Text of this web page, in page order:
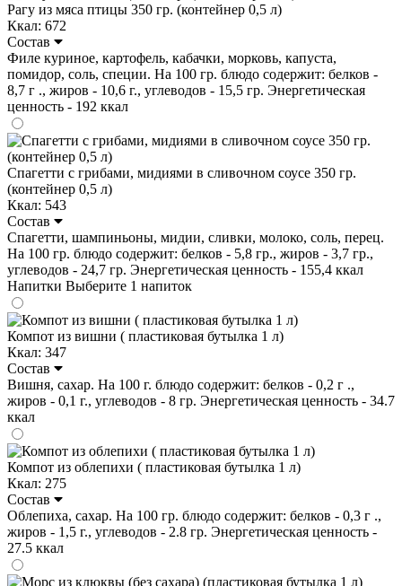
Рагу из мяса птицы 350 гр. (контейнер 0,5 л)
Ккал: 672
Состав
Филе куриное, картофель, кабачки, морковь, капуста,
помидор, соль, специи. На 100 гр. блюдо содержит: белков -
8,7 г ., жиров - 10,6 г., углеводов - 15,5 гр. Энергетическая
ценность - 192 ккал
Спагетти с грибами, мидиями в сливочном соусе 350 гр.
(контейнер 0,5 л)
Ккал: 543
Состав
Спагетти, шампиньоны, мидии, сливки, молоко, соль, перец.
На 100 гр. блюдо содержит: белков - 5,8 гр., жиров - 3,7 гр.,
углеводов - 24,7 гр. Энергетическая ценность - 155,4 ккал
Напитки Выберите 1 напиток
Компот из вишни ( пластиковая бутылка 1 л)
Ккал: 347
Состав
Вишня, сахар. На 100 г. блюдо содержит: белков - 0,2 г .,
жиров - 0,1 г., углеводов - 8 гр. Энергетическая ценность - 34.7
ккал
Компот из облепихи ( пластиковая бутылка 1 л)
Ккал: 275
Состав
Облепиха, сахар. На 100 гр. блюдо содержит: белков - 0,3 г .,
жиров - 1,5 г., углеводов - 2.8 гр. Энергетическая ценность -
27.5 ккал